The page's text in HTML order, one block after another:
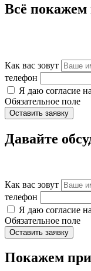
Всё покажем
Как вас зовут
телефон
Я даю согласие на
Обязательное поле
Оставить заявку
Давайте
Как вас зовут
телефон
Я даю согласие на
Обязательное поле
Оставить заявку
Покажем